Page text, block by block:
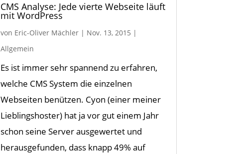
CMS Analyse: Jede vierte Webseite läuft
mit WordPress
von Eric-Oliver Mächler | Nov. 13, 2015 |
Allgemein
Es ist immer sehr spannend zu erfahren,
welche CMS System die einzelnen
Webseiten benützen. Cyon (einer meiner
Lieblingshoster) hat ja vor gut einem Jahr
schon seine Server ausgewertet und
herausgefunden, dass knapp 49% auf